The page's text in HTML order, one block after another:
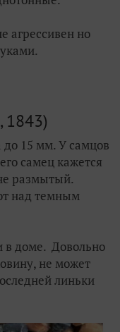
агрессивен но
его руками.
1843)
15 мм. У самцов
самец кажется
размытый.
над темным
доме. Довольно
не может
линьки